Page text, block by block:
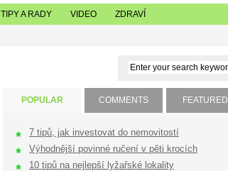
TIPY A RADY VIDEO ZDRAVÍ
POPULAR COMMENTS FEATURED
7 tipů, jak investovat do nemovitostí
Výhodnější povinné ručení v pěti krocích
10 tipů na nejlepší lyžařské lokality